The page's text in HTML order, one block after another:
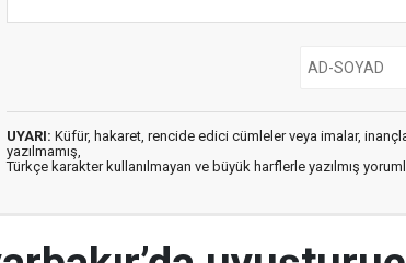
UYARI: Küfür, hakaret, rencide edici cümleler veya imalar,
yazılmamış,
Türkçe karakter kullanılmayan ve büyük harflerle yazılmış